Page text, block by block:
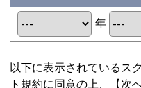
年
以下に表示されているス
ト規約に同意の上、【次